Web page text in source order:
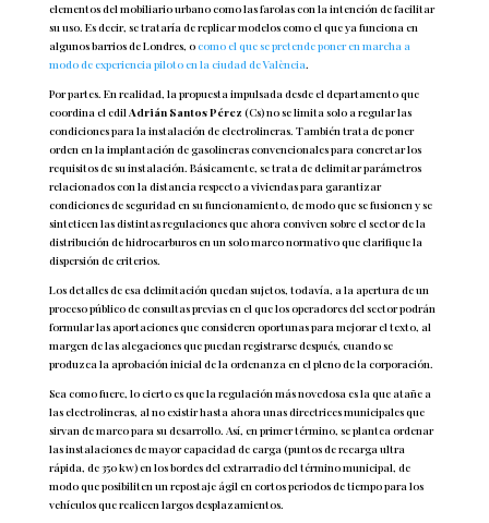
elementos del mobiliario urbano como las farolas con la intención de facilitar
su uso. Es decir, se trataría de replicar modelos como el que ya funciona en
algunos barrios de Londres, ocomo el que se pretende poner en marcha a
modo de experiencia piloto en la ciudad de València.
Por partes. En realidad, la propuesta impulsada desde el departamento que
coordina el edilAdrián Santos Pérez (Cs) no se limita solo a regular las
condiciones para la instalación de electrolineras. También trata de poner
orden en la implantación de gasolineras convencionales para concretar los
requisitos de su instalación. Básicamente, se trata de delimitar parámetros
relacionados con la distancia respecto a viviendas para garantizar
condiciones de seguridad en su funcionamiento, de modo que se fusionen y se
sinteticen las distintas regulaciones que ahora conviven sobre el sector de la
distribución de hidrocarburos en un solo marco normativo que clarifique la
dispersión de criterios.
Los detalles de esa delimitación quedan sujetos, todavía, a la apertura de un
proceso público de consultas previas en el que los operadores del sector podrán
formular las aportaciones que consideren oportunas para mejorar el texto, al
margen de las alegaciones que puedan registrarse después, cuando se
produzca la aprobación inicial de la ordenanza en el pleno de la corporación.
Sea como fuere, lo cierto es que la regulación más novedosa es la que atañe a
las electrolineras, al no existir hasta ahora unas directrices municipales que
sirvan de marco para su desarrollo. Así, en primer término, se plantea ordenar
las instalaciones de mayor capacidad de carga (puntos de recarga ultra
rápida, de 350 kw) en los bordes del extrarradio del término municipal, de
modo que posibiliten un repostaje ágil en cortos periodos de tiempo para los
vehículos que realicen largos desplazamientos.